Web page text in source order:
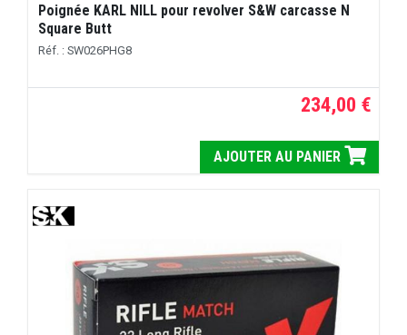
Poignée KARL NILL pour revolver S&W carcasse N
Square Butt
Réf. : SW026PHG8
234,00 €
AJOUTER AU PANIER